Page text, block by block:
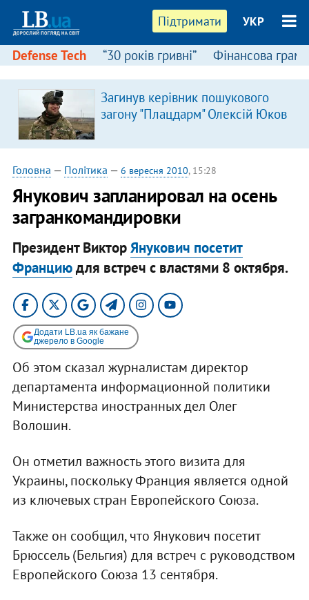
Підтримати УКР
Defense Tech “30 років гривні” Фінансова
Загинув керівник пошукового
загону "Плацдарм" Олексій Юков
Головна — Політика — 6 вересня 2010, 15:28
Янукович запланировал на осень
загранкомандировки
Президент ВикторЯнукович посетит
Франциюдля встреч с властями 8 октября.
Додати LB.ua як бажане
джерело в Google
Об этом сказал журналистам директор
департамента информационной политики
Министерства иностранных дел Олег
Волошин.
Он отметил важность этого визита для
Украины, поскольку Франция является одной
из ключевых стран Европейского Союза.
Также он сообщил, что Янукович посетит
Брюссель (Бельгия) для встреч с руководством
Европейского Союза 13 сентября.